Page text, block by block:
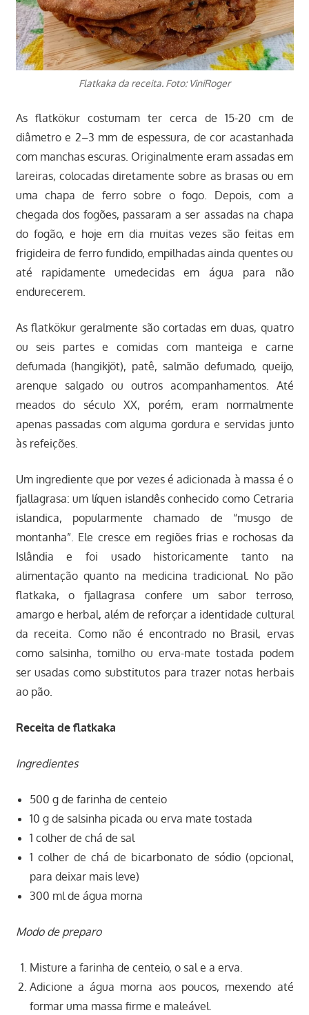
Flatkaka da receita. Foto: ViniRoger
As flatkökur costumam ter cerca de 15-20 cm de
diâmetro e 2–3 mm de espessura, de cor acastanhada
com manchas escuras. Originalmente eram assadas em
lareiras, colocadas diretamente sobre as brasas ou em
uma chapa de ferro sobre o fogo. Depois, com a
chegada dos fogões, passaram a ser assadas na chapa
do fogão, e hoje em dia muitas vezes são feitas em
frigideira de ferro fundido, empilhadas ainda quentes ou
até rapidamente umedecidas em água para não
endurecerem.
As flatkökur geralmente são cortadas em duas, quatro
ou seis partes e comidas com manteiga e carne
defumada (hangikjöt), patê, salmão defumado, queijo,
arenque salgado ou outros acompanhamentos. Até
meados do século XX, porém, eram normalmente
apenas passadas com alguma gordura e servidas junto
às refeições.
Um ingrediente que por vezes é adicionada à massa é o
fjallagrasa: um líquen islandês conhecido como Cetraria
islandica, popularmente chamado de “musgo de
montanha”. Ele cresce em regiões frias e rochosas da
Islândia e foi usado historicamente tanto na
alimentação quanto na medicina tradicional. No pão
flatkaka, o fjallagrasa confere um sabor terroso,
amargo e herbal, além de reforçar a identidade cultural
da receita. Como não é encontrado no Brasil, ervas
como salsinha, tomilho ou erva-mate tostada podem
ser usadas como substitutos para trazer notas herbais
ao pão.
Receita de flatkaka
Ingredientes
500 g de farinha de centeio
10 g de salsinha picada ou erva mate tostada
1 colher de chá de sal
1 colher de chá de bicarbonato de sódio (opcional,
para deixar mais leve)
300 ml de água morna
Modo de preparo
Misture a farinha de centeio, o sal e a erva.
Adicione a água morna aos poucos, mexendo até
formar uma massa firme e maleável.